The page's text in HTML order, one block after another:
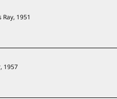
1951
1957